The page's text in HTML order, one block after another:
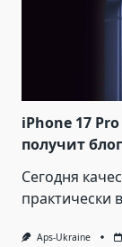
iPhone 17
получит
Сегодня
практически
Aps-Ukraine